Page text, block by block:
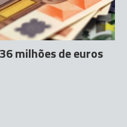
milhões de euros